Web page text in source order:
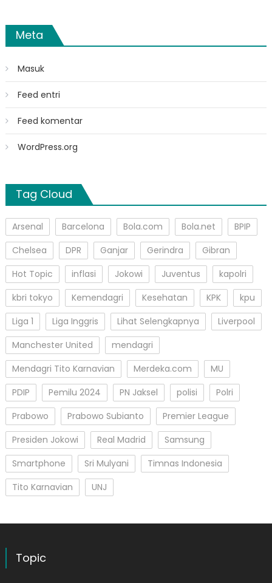
Meta
Masuk
Feed entri
Feed komentar
WordPress.org
Tag Cloud
Arsenal Barcelona Bola.com Bola.net
BPIP
Chelsea
DPR Ganjar Gerindra
Gibran
Hot Topic
inflasi Jokowi Juventus
kapolri
kbri tokyo
Kemendagri Kesehatan KPK
kpu
Liga 1
Liga Inggris Lihat Selengkapnya
Liverpool
Manchester United
mendagri
Mendagri Tito Karnavian
Merdeka.com
MU
PDIP
Pemilu 2024 PN Jaksel polisi
Polri
Prabowo
Prabowo Subianto
Premier League
Presiden Jokowi
Real Madrid
Samsung
Smartphone
Sri Mulyani
Timnas Indonesia
Tito Karnavian
UNJ
Topic